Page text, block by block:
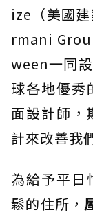
ize（美國
rmani
ween一同
球各地優秀
面設計師，
計來改善我
為給予平日
鬆的住所，